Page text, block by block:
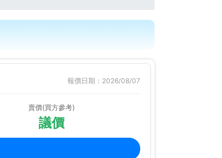
報價日期：2026/08/07
賣價(買方參考)
議價